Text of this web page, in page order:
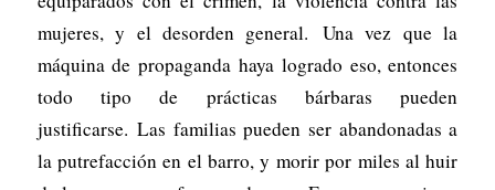
mujeres, y el desorden general. Una vez que la
máquina de propaganda haya logrado eso, entonces
todo tipo de prácticas bárbaras pueden
justificarse. Las familias pueden ser abandonadas a
la putrefacción en el barro, y morir por miles al huir